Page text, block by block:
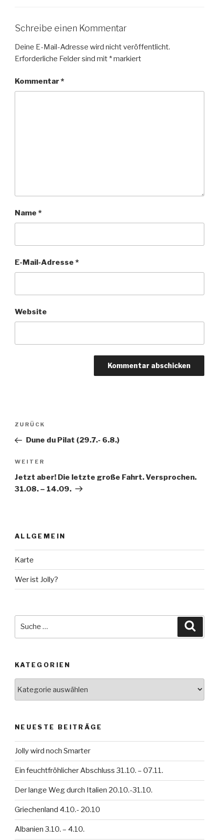
Schreibe einen Kommentar
Deine E-Mail-Adresse wird nicht veröffentlicht.
Erforderliche Felder sind mit *markiert
Kommentar*
Name *
E-Mail-Adresse *
Website
Beitragsnavigation
Vorheriger
Beitrag
ZURÜCK
Dune du Pilat (29.7.- 6.8.)
Nächster
Beitrag
WEITER
Jetzt aber! Die letzte große Fahrt. Versprochen.
31.08. – 14.09.
ALLGEMEIN
Karte
Wer ist Jolly?
KATEGORIEN
NEUESTE BEITRÄGE
Jolly wird noch Smarter
Ein feuchtfröhlicher Abschluss 31.10. – 07.11.
Der lange Weg durch Italien 20.10.-31.10.
Griechenland 4.10.- 20.10
Albanien 3.10. – 4.10.